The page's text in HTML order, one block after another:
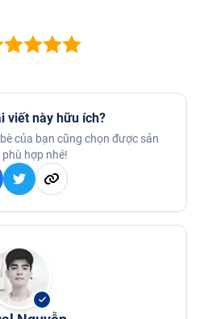
viết này hữu ích?
của bạn cũng chọn được sản
hợp nhé!